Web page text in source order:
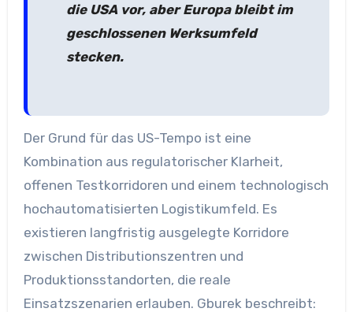
die USA vor, aber Europa bleibt im
geschlossenen Werksumfeld
stecken.
Der Grund für das US-Tempo ist eine
Kombination aus regulatorischer Klarheit,
offenen Testkorridoren und einem technologisch
hochautomatisierten Logistikumfeld. Es
existieren langfristig ausgelegte Korridore
zwischen Distributionszentren und
Produktionsstandorten, die reale
Einsatzszenarien erlauben. Gburek beschreibt: